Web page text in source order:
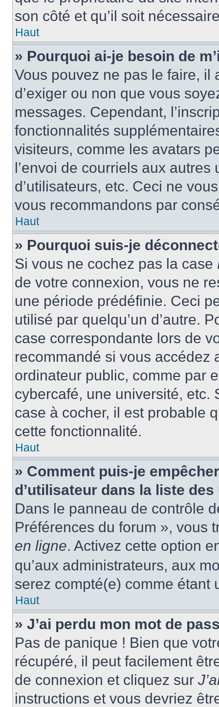
son côté et qu’il soit
Haut
» Pourquoi ai-je besoin de
Vous pouvez ne pas le faire, il
d’exiger ou non que vous
messages. Cependant,
fonctionnalités
visiteurs, comme les avatars
l’envoi de courriels aux
d’utilisateurs, etc. Ceci ne
vous recommandons par
Haut
» Pourquoi suis-je
Si vous ne cochez pas la case
de votre connexion, vous ne
une période prédéfinie. Ceci
utilisé par quelqu’un d’autre.
case correspondante lors de
recommandé si vous accédez
ordinateur public, comme par
cybercafé, une université, etc.
case à cocher, il est probable
cette fonctionnalité.
Haut
» Comment puis-je
d’utilisateur dans la liste
Dans le panneau de contrôle
Préférences du forum », vous
en ligne. Activez cette option
qu’aux administrateurs, aux
serez compté(e) comme étant
Haut
» J’ai perdu mon mot de
Pas de panique ! Bien que
récupéré, il peut facilement
de connexion et cliquez sur
instructions et vous devriez